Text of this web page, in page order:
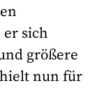
er sich
größere
nun für